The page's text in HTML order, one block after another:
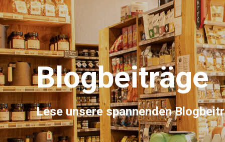
Blogbeiträge
Lese unsere spannenden